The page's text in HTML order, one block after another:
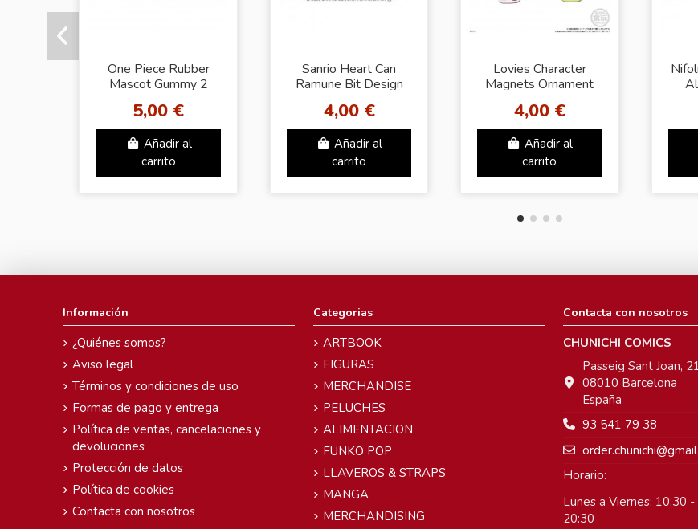
One Piece Rubber
Mascot Gummy 2
5,00 €
Añadir al
carrito
Sanrio Heart Can
Ramune Bit Design
4,00 €
Añadir al
carrito
Lovies Character
Magnets Ornament
4,00 €
Añadir al
carrito
Información
¿Quiénes somos?
Aviso legal
Términos y condiciones de uso
Formas de pago y entrega
Política de ventas, cancelaciones y
devoluciones
Protección de datos
Política de cookies
Contacta con nosotros
Categorias
ARTBOOK
FIGURAS
MERCHANDISE
PELUCHES
ALIMENTACION
FUNKO POP
LLAVEROS & STRAPS
MANGA
MERCHANDISING
Contacta con nosotros
CHUNICHI COMICS
Passeig Sant Joan,
08010 Barcelona
España
93 541 79 38
Horario:
Lunes a Viernes: 10:30
20:30